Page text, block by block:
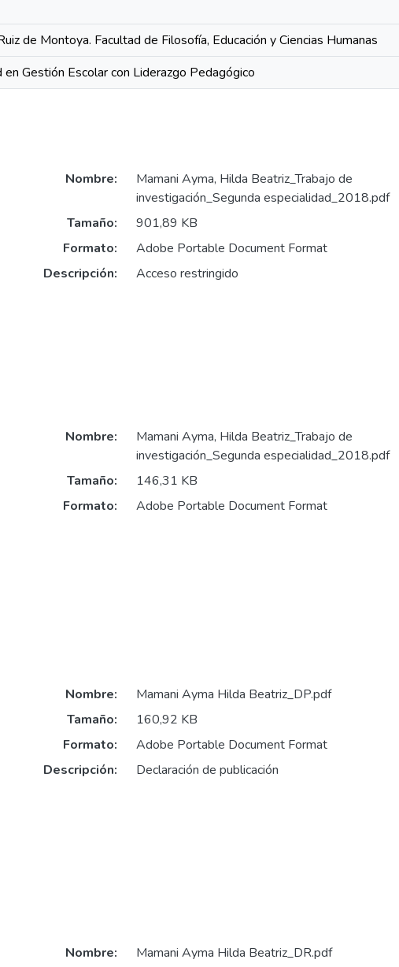
de Montoya. Facultad de Filosofía, Educación y Ciencias Humanas
en Gestión Escolar con Liderazgo Pedagógico
Nombre:
Mamani Ayma, Hilda Beatriz_Trabajo de
investigación_Segunda especialidad_2018.pdf
Tamaño:
901,89 KB
Formato:
Adobe Portable Document Format
Descripción:
Acceso restringido
Nombre:
Mamani Ayma, Hilda Beatriz_Trabajo de
investigación_Segunda especialidad_2018.pdf
Tamaño:
146,31 KB
Formato:
Adobe Portable Document Format
Nombre:
Mamani Ayma Hilda Beatriz_DP.pdf
Tamaño:
160,92 KB
Formato:
Adobe Portable Document Format
Descripción:
Declaración de publicación
Nombre:
Mamani Ayma Hilda Beatriz_DR.pdf